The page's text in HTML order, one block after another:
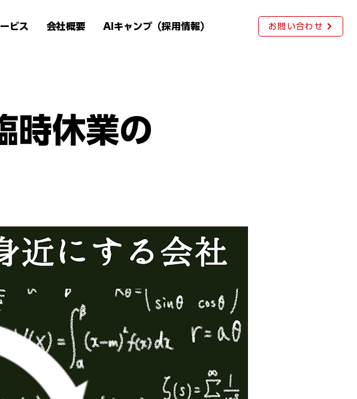
ビス 会社概要 AIキャンプ（採用情報） お問い合わせ
時休業の